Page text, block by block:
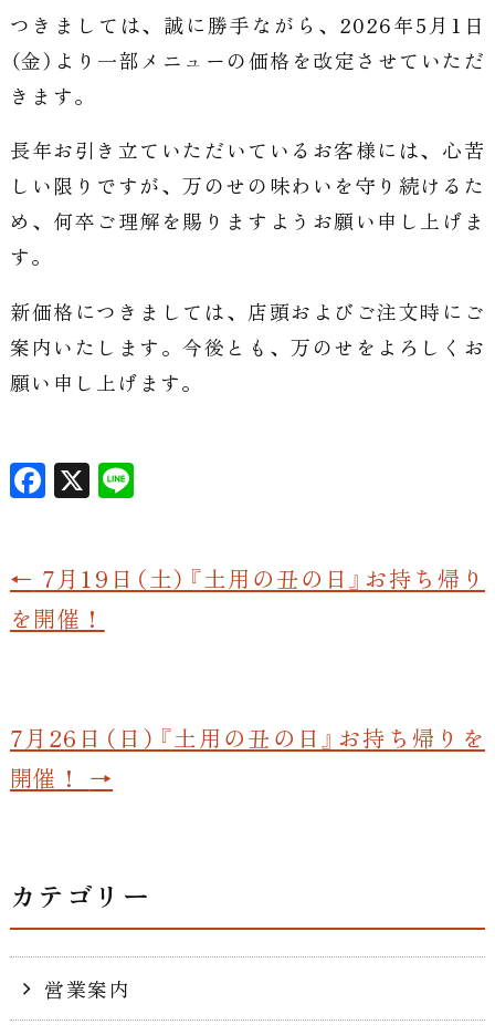
つきましては、誠に勝手ながら、 2026年5月1日
（金）より一部メニューの価格を改定させていただ
きます。
長年お引き立ていただいているお客様には、心苦
しい限りですが、万のせの味わいを守り続けるた
め、 何卒ご理解を賜りますようお願い申し上げま
す。
新価格につきましては、店頭およびご注文時にご
案内いたします。今後とも、万のせをよろしくお
願い申し上げます。
F
e
b
k
X L
← 7月19日（土）『土用の丑の日』お持ち帰り
を開催！
7月26日（日）『土用の丑の日』お持ち帰りを
開催！ →
カテゴリー
営業案内